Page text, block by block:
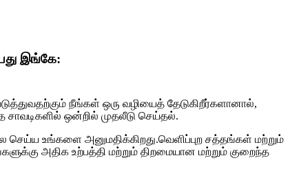
இங்கே:
நீங்கள் ஒரு வழியைத் தேடுகிறீர்களானால்,
சாவடிகளில் ஒன்றில் முதலீடு செய்தல்.
செய்ய உங்களை அனுமதிக்கிறது.வெளிப்புற சத்தங்கள் மற்றும்
அதிக உற்பத்தி மற்றும் திறமையான மற்றும் குறைந்த